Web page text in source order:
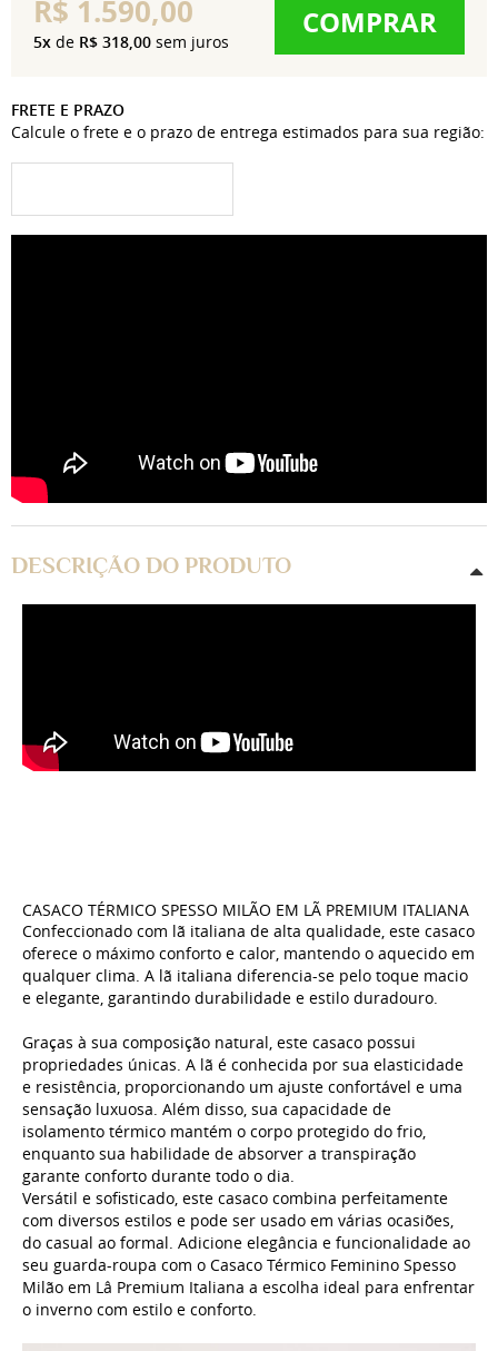
R$ 1.590,00
5x de R$ 318,00 sem juros COMPRAR
FRETE E PRAZO
Calcule o frete e o prazo de entrega estimados para sua região:
DESCRIÇÃO DO PRODUTO
CASACO TÉRMICO SPESSO MILÃO EM LÃ PREMIUM ITALIANA
Confeccionado com lã italiana de alta qualidade, este casaco
oferece o máximo conforto e calor, mantendo o aquecido em
qualquer clima. A lã italiana diferencia-se pelo toque macio
e elegante, garantindo durabilidade e estilo duradouro.
Graças à sua composição natural, este casaco possui
propriedades únicas. A lã é conhecida por sua elasticidade
e resistência, proporcionando um ajuste confortável e uma
sensação luxuosa. Além disso, sua capacidade de
isolamento térmico mantém o corpo protegido do frio,
enquanto sua habilidade de absorver a transpiração
garante conforto durante todo o dia.
Versátil e sofisticado, este casaco combina perfeitamente
com diversos estilos e pode ser usado em várias ocasiões,
do casual ao formal. Adicione elegância e funcionalidade ao
seu guarda-roupa com o Casaco Térmico Feminino Spesso
Milão em Lâ Premium Italiana a escolha ideal para enfrentar
o inverno com estilo e conforto.